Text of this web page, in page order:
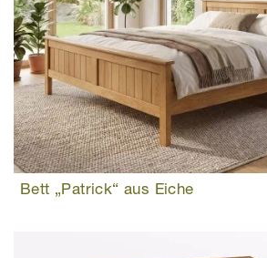
Bett „Patrick“ aus Eiche